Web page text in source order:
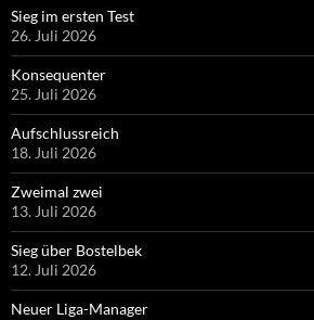
Sieg im ersten Test
26. Juli 2026
Konsequenter
25. Juli 2026
Aufschlussreich
18. Juli 2026
Zweimal zwei
13. Juli 2026
Sieg über Bostelbek
12. Juli 2026
Neuer Liga-Manager